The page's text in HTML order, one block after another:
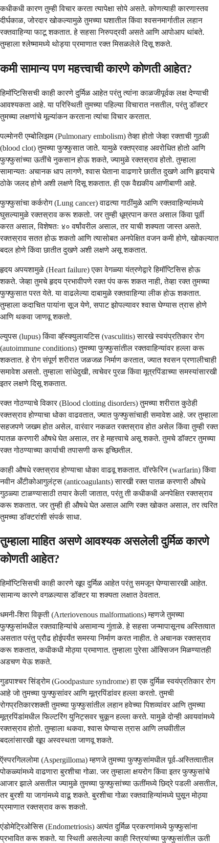
कधीकधी कारण तुम्ही विचार करता त्यापेक्षा सोपे असते. कोणत्याही कारणास्तव
दीर्घकाळ, जोरदार खोकल्यामुळे तुमच्या घशातील किंवा श्वसनमार्गातील लहान
रक्तवाहिन्या फाटू शकतात. हे सहसा निरुपद्रवी असते आणि आपोआप थांबते.
तुम्हाला श्लेष्मामध्ये थोड्या प्रमाणात रक्त मिसळलेले दिसू शकते.
कमी सामान्य पण महत्त्वाची कारणे कोणती आहेत?
हिमॉप्टिसिसची काही कारणे दुर्मिळ आहेत परंतु त्यांना काळजीपूर्वक लक्ष देण्याची
आवश्यकता आहे. या परिस्थिती तुमच्या पहिल्या विचारात नसतील, परंतु डॉक्टर
तुमच्या लक्षणांचे मूल्यांकन करताना त्यांचा विचार करतात.
पल्मोनरी एम्बोलिझम (Pulmonary embolism) तेव्हा होतो जेव्हा रक्ताची गुठळी
(blood clot) तुमच्या फुफ्फुसात जाते. यामुळे रक्तप्रवाह अवरोधित होतो आणि
फुफ्फुसांच्या ऊतींचे नुकसान होऊ शकते, ज्यामुळे रक्तस्राव होतो. तुम्हाला
सामान्यतः अचानक धाप लागणे, श्वास घेताना वाढणारे छातीत दुखणे आणि हृदयाचे
ठोके जलद होणे अशी लक्षणे दिसू शकतात. ही एक वैद्यकीय आणीबाणी आहे.
फुफ्फुसांचा कर्करोग (Lung cancer) वाढत्या गाठींमुळे आणि रक्तवाहिन्यांमध्ये
घुसल्यामुळे रक्तस्राव करू शकतो. जर तुम्ही धूम्रपान करत असाल किंवा पूर्वी
करत असाल, विशेषतः ४० वर्षांवरील असाल, तर याची शक्यता जास्त असते.
रक्तस्राव सतत होऊ शकतो आणि त्यासोबत अनपेक्षित वजन कमी होणे, खोकल्यात
बदल होणे किंवा छातीत दुखणे अशी लक्षणे असू शकतात.
हृदय अपयशामुळे (Heart failure) एका वेगळ्या यंत्रणेद्वारे हिमॉप्टिसिस होऊ
शकते. जेव्हा तुमचे हृदय प्रभावीपणे रक्त पंप करू शकत नाही, तेव्हा रक्त तुमच्या
फुफ्फुसात परत येते. या वाढलेल्या दाबामुळे रक्तवाहिन्या लीक होऊ शकतात.
तुम्हाला कदाचित पायांना सूज येणे, सपाट झोपल्यावर श्वास घेण्यास त्रास होणे
आणि थकवा जाणवू शकतो.
ल्युपस (lupus) किंवा व्हॅस्क्युलायटिस (vasculitis) सारखे स्वयंप्रतिकार रोग
(autoimmune conditions) तुमच्या फुफ्फुसांतील रक्तवाहिन्यांवर हल्ला करू
शकतात. हे रोग संपूर्ण शरीरात जळजळ निर्माण करतात, ज्यात श्वसन प्रणालीचाही
समावेश असतो. तुम्हाला सांधेदुखी, त्वचेवर पुरळ किंवा मूत्रपिंडाच्या समस्यांसारखी
इतर लक्षणे दिसू शकतात.
रक्त गोठण्याचे विकार (Blood clotting disorders) तुमच्या शरीरात कुठेही
रक्तस्राव होण्याचा धोका वाढवतात, ज्यात फुफ्फुसांचाही समावेश आहे. जर तुम्हाला
सहजपणे जखम होत असेल, वारंवार नकळत रक्तस्राव होत असेल किंवा तुम्ही रक्त
पातळ करणारी औषधे घेत असाल, तर हे महत्त्वाचे असू शकते. तुमचे डॉक्टर तुमच्या
रक्त गोठण्याच्या कार्याची तपासणी करू इच्छितील.
काही औषधे रक्तस्राव होण्याचा धोका वाढवू शकतात. वॉरफेरिन (warfarin) किंवा
नवीन अँटीकोआगुलंट्स (anticoagulants) सारखी रक्त पातळ करणारी औषधे
गुठळ्या टाळण्यासाठी तयार केली जातात, परंतु ती कधीकधी अनपेक्षित रक्तस्राव
करू शकतात. जर तुम्ही ही औषधे घेत असाल आणि रक्त खोकत असाल, तर त्वरित
तुमच्या डॉक्टरांशी संपर्क साधा.
तुम्हाला माहित असणे आवश्यक असलेली दुर्मिळ कारणे
कोणती आहेत?
हिमॉप्टिसिसची काही कारणे खूप दुर्मिळ आहेत परंतु समजून घेण्यासारखी आहेत.
सामान्य कारणे वगळल्यास डॉक्टर या शक्यता लक्षात ठेवतात.
धमनी-शिरा विकृती (Arteriovenous malformations) म्हणजे तुमच्या
फुफ्फुसांमधील रक्तवाहिन्यांचे असामान्य गुंताळे. हे सहसा जन्मापासूनच अस्तित्वात
असतात परंतु प्रौढ होईपर्यंत समस्या निर्माण करत नाहीत. ते अचानक रक्तस्राव
करू शकतात, कधीकधी मोठ्या प्रमाणात. तुम्हाला पुरेसा ऑक्सिजन मिळण्यातही
अडचण येऊ शकते.
गुडपाश्चर सिंड्रोम (Goodpasture syndrome) हा एक दुर्मिळ स्वयंप्रतिकार रोग
आहे जो तुमच्या फुफ्फुसांवर आणि मूत्रपिंडांवर हल्ला करतो. तुमची
रोगप्रतिकारशक्ती तुमच्या फुफ्फुसांतील लहान हवेच्या पिशव्यांवर आणि तुमच्या
मूत्रपिंडांमधील फिल्टरिंग युनिट्सवर चुकून हल्ला करते. यामुळे दोन्ही अवयवांमध्ये
रक्तस्राव होतो. तुम्हाला थकवा, श्वास घेण्यास त्रास आणि लघवीतील
बदलांसारखी खूप अस्वस्थता जाणवू शकते.
ऍस्परगिललोमा (Aspergilloma) म्हणजे तुमच्या फुफ्फुसांमधील पूर्व-अस्तित्वातील
पोकळ्यांमध्ये वाढणारा बुरशीचा गोळा. जर तुम्हाला क्षयरोग किंवा इतर फुफ्फुसांचे
आजार झाले असतील ज्यामुळे तुमच्या फुफ्फुसांच्या ऊतींमध्ये छिद्रे पडली असतील,
तर बुरशी या जागांमध्ये वाढू शकते. बुरशीचा गोळा रक्तवाहिन्यांमध्ये घुसून मोठ्या
प्रमाणात रक्तस्राव करू शकतो.
एंडोमेट्रिओसिस (Endometriosis) अत्यंत दुर्मिळ प्रकरणांमध्ये फुफ्फुसांना
प्रभावित करू शकते. या स्थिती असलेल्या काही स्त्रियांच्या फुफ्फुसांतील ऊती